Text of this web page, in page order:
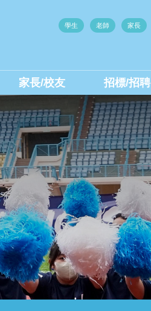
學生 老師 家長
家長/校友 招標/招聘